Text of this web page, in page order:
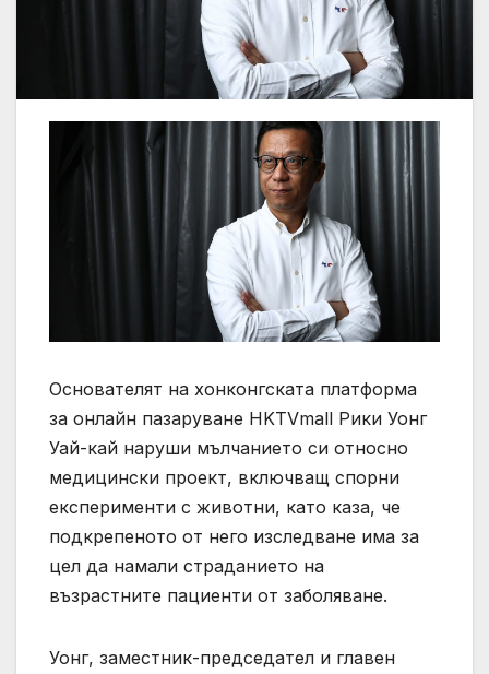
Основателят на хонконгската платформа
за онлайн пазаруване HKTVmall Рики Уонг
Уай-кай наруши мълчанието си относно
медицински проект, включващ спорни
експерименти с животни, като каза, че
подкрепеното от него изследване има за
цел да намали страданието на
възрастните пациенти от заболяване.
Уонг, заместник-председател и главен